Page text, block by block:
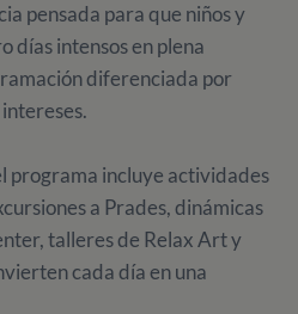
pensada para que niños y
días intensos en plena
diferenciada por
programa incluye actividades
a Prades, dinámicas
talleres de Relax Art y
cada día en una